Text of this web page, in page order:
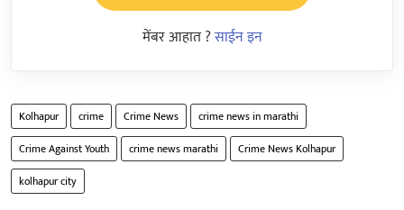
मेंबर आहात ?साईन इन
Kolhapur crime Crime News
crime news in marathi
Crime Against Youth
crime news marathi
Crime News Kolhapur
kolhapur city